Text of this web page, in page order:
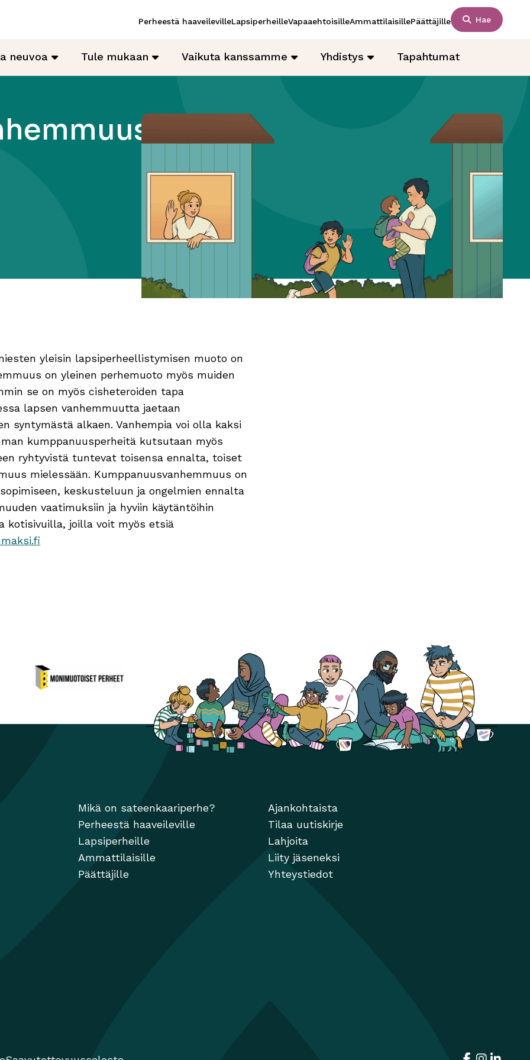
Perheestä haaveilevilleLapsiperheilleVapaaehtoisilleAmmattilaisillePäättäjille Hae
neuvoa Tule mukaan Vaikuta kanssamme Yhdistys Tapahtumat
yleisin lapsiperheellistymisen muoto on
on yleinen perhemuoto myös muiden
se on myös cisheteroiden tapa
lapsen vanhemmuutta jaetaan
syntymästä alkaen. Vanhempia voi olla kaksi
kumppanuusperheitä kutsutaan myös
ryhtyvistä tuntevat toisensa ennalta, toiset
mielessään. Kumppanuusvanhemmuus on
keskusteluun ja ongelmien ennalta
vaatimuksiin ja hyviin käytäntöihin
kotisivuilla, joilla voit myös etsiä
Mikä on sateenkaariperhe?
Perheestä haaveileville
Lapsiperheille
Ammattilaisille
Päättäjille
Ajankohtaista
Tilaa uutiskirje
Lahjoita
Liity jäseneksi
Yhteystiedot